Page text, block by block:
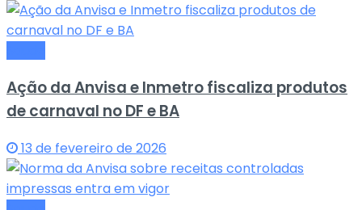
Ação da Anvisa e Inmetro fiscaliza produtos
de carnaval no DF e BA
13 de fevereiro de 2026